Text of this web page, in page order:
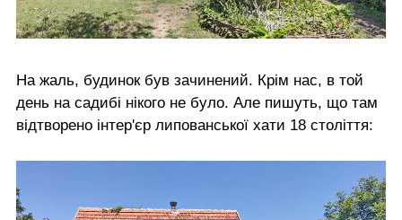
На жаль, будинок був зачинений. Крім нас, в той
день на садибі нікого не було. Але пишуть, що там
відтворено інтер'єр липованської хати 18 століття: